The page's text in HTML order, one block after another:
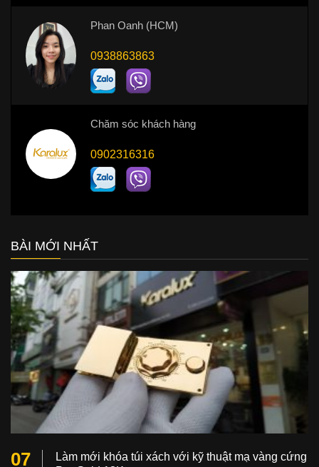
Phan Oanh (HCM)
0938863863
Chăm sóc khách hàng
0902316316
BÀI MỚI NHẤT
07
Làm mới khóa túi xách với kỹ thuật mạ vàng cứng